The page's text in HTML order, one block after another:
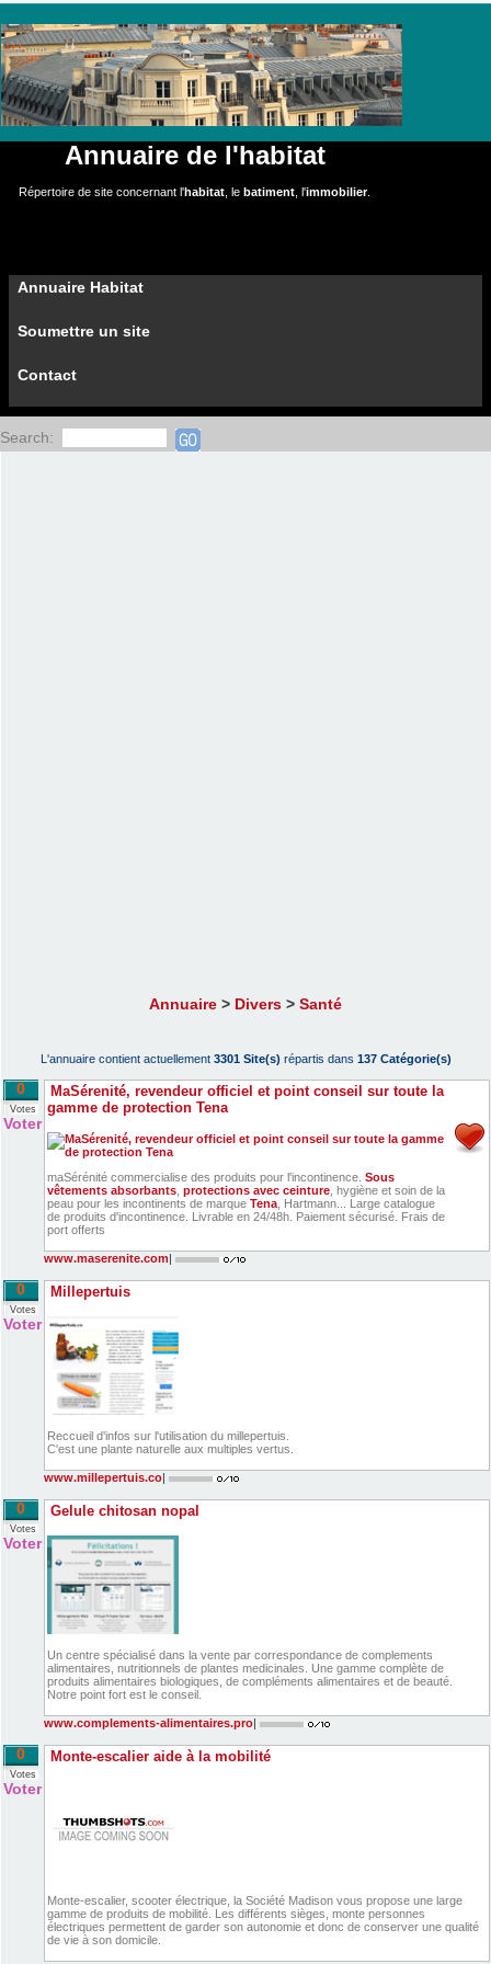
Annuaire de l'habitat
Répertoire de site concernant l'habitat , le batiment , l'immobilier.
Annuaire Habitat
Soumettre un site
Contact
Search:
Annuaire > Divers > Santé
L'annuaire contient actuellement 3301 Site(s) répartis dans 137 Catégorie(s)
0
Votes
Voter
MaSérenité, revendeur officiel et point conseil sur toute la
gamme de protection Tena
maSérénité commercialise des produits pour l'incontinence. Sous
vêtements absorbants protections avec ceinture , hygiène et soin de la
peau pour les incontinents de marque Tena , Hartmann... Large catalogue
de produits d'incontinence. Livrable en 24/48h. Paiement sécurisé. Frais de
port offerts
www.maserenite.com|
0
Votes
Voter
Millepertuis
Reccueil d'infos sur l'utilisation du millepertuis.
C'est une plante naturelle aux multiples vertus.
www.millepertuis.co|
0
Votes
Voter
Gelule chitosan nopal
Un centre spécialisé dans la vente par correspondance de complements
alimentaires, nutritionnels de plantes medicinales. Une gamme complète de
produits alimentaires biologiques, de compléments alimentaires et de beauté.
Notre point fort est le conseil.
www.complements-alimentaires.pro|
0
Votes
Voter
Monte-escalier aide à la mobilité
Monte-escalier, scooter électrique, la Société Madison vous propose une large
gamme de produits de mobilité. Les différents sièges, monte personnes
électriques permettent de garder son autonomie et donc de conserver une qualité
de vie à son domicile.